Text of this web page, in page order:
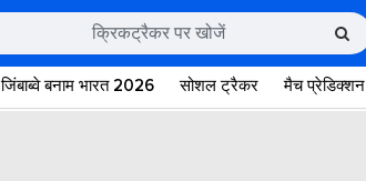
जिंबाब्वे बनाम भारत 2026 सोशल ट्रैकर मैच प्रेडिक्शन